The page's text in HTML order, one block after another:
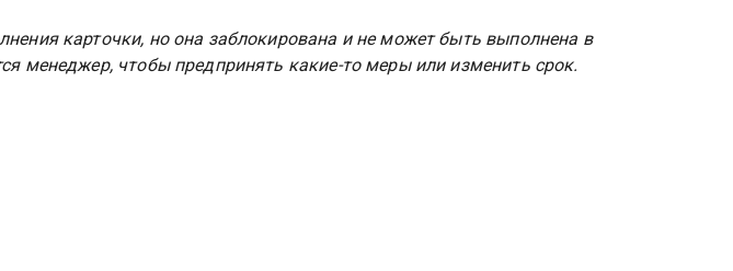
карточки, но она заблокирована и не может быть выполнена в
менеджер, чтобы предпринять какие-то меры или изменить срок.